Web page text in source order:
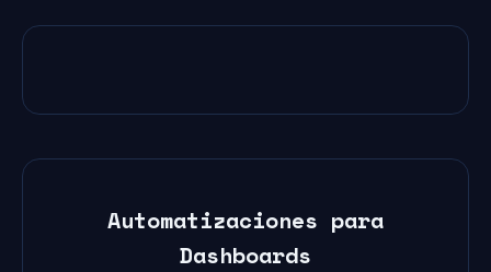
Automatizaciones para
Dashboards